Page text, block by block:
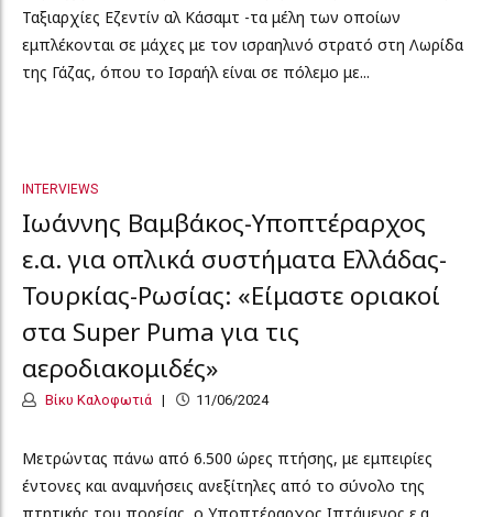
Ταξιαρχίες Εζεντίν αλ Κάσαμτ -τα μέλη των οποίων
εμπλέκονται σε μάχες με τον ισραηλινό στρατό στη Λωρίδα
της Γάζας, όπου το Ισραήλ είναι σε πόλεμο με...
INTERVIEWS
Ιωάννης Βαμβάκος-Υποπτέραρχος
ε.α. για οπλικά συστήματα Ελλάδας-
Τουρκίας-Ρωσίας: «Είμαστε οριακοί
στα Super Puma για τις
αεροδιακομιδές»
Βίκυ Καλοφωτιά 11/06/2024
Μετρώντας πάνω από 6.500 ώρες πτήσης, με εμπειρίες
έντονες και αναμνήσεις ανεξίτηλες από το σύνολο της